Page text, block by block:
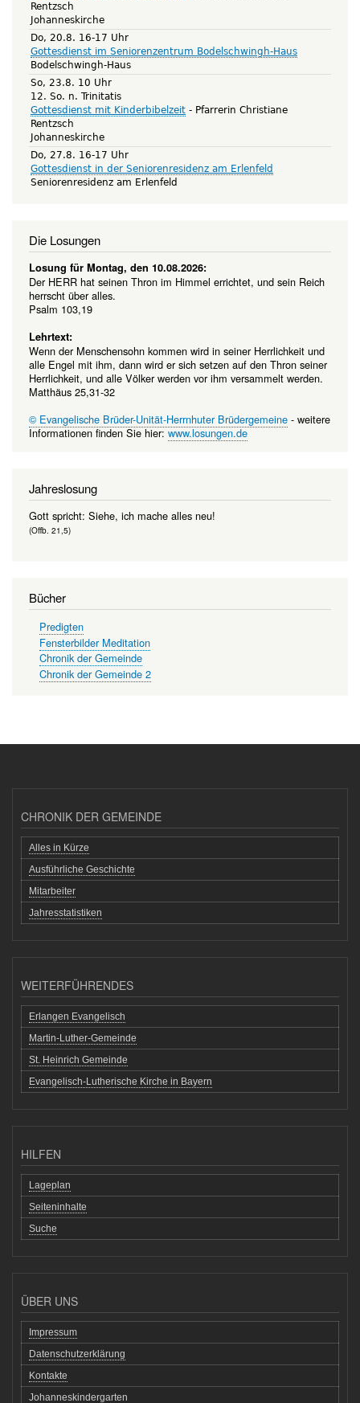
Rentzsch
Johanneskirche
Do, 20.8. 16-17 Uhr
Gottesdienst im Seniorenzentrum Bodelschwingh-Haus
Bodelschwingh-Haus
So, 23.8. 10 Uhr
12. So. n. Trinitatis
Gottesdienst mit Kinderbibelzeit
Pfarrerin Christiane
Rentzsch
Johanneskirche
Do, 27.8. 16-17 Uhr
Gottesdienst in der Seniorenresidenz am Erlenfeld
Seniorenresidenz am Erlenfeld
Die Losungen
Losung für Montag, den 10.08.2026:
Der HERR hat seinen Thron im Himmel errichtet, und sein Reich
herrscht über alles.
Psalm 103,19
Lehrtext:
Wenn der Menschensohn kommen wird in seiner Herrlichkeit und
alle Engel mit ihm, dann wird er sich setzen auf den Thron seiner
Herrlichkeit, und alle Völker werden vor ihm versammelt werden.
Matthäus 25,31-32
© Evangelische Brüder-Unität-Herrnhuter Brüdergemeine - weitere
Informationen finden Sie hier: www.losungen.de
Jahreslosung
Gott spricht: Siehe, ich mache alles neu!
(Offb. 21,5)
Bücher
Predigten
Fensterbilder Meditation
Chronik der Gemeinde
Chronik der Gemeinde 2
CHRONIK DER GEMEINDE
Alles in Kürze
Ausführliche Geschichte
Mitarbeiter
Jahresstatistiken
WEITERFÜHRENDES
Erlangen Evangelisch
Martin-Luther-Gemeinde
St. Heinrich Gemeinde
Evangelisch-Lutherische Kirche in Bayern
HILFEN
Lageplan
Seiteninhalte
Suche
ÜBER UNS
Impressum
Datenschutzerklärung
Kontakte
Johanneskindergarten